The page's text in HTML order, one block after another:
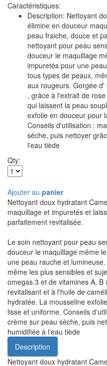
Caractéristiques:
Description: Nettoyant
élimine en douceur
peau fraiche, douce et
nettoyant pour peau
douceur le maquillage
impuretés pour une
tous types de peaux,
aux rougeurs. Gorgée
, grâce à l'extrait de
qui laissent la peau
exfolie en douceur pour
Conseils d'utilisation :
sèche, puis nettoyer
l'eau tiède
Qty:
Ajouter au panier
Nettoyant doux hydratant
maquillage et impuretés et
parfaitement revitalisée.
Le soin nettoyant pour peau
douceur le maquillage même
une peau rauche et
même les plus sensibles et
omegas 3 et de vitamines A,
revitalisant et à l'huile de
hydratée. La mousseline
lisse et uniforme. Conseils
crème sur peau sèche, puis
humidifiée à l'eau tiède
Description
Nettoyant doux hydratant